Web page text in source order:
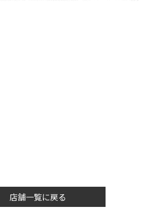
店舗一覧に戻る